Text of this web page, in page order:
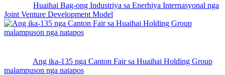
Huaihai Bag-ong Industriya sa Enerhiya Internasyonal nga
Joint Venture Development Model
Ang ika-135 nga Canton Fair sa Huaihai Holding Group
malampuson nga natapos